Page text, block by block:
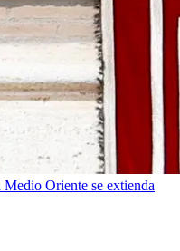
Oriente se extienda